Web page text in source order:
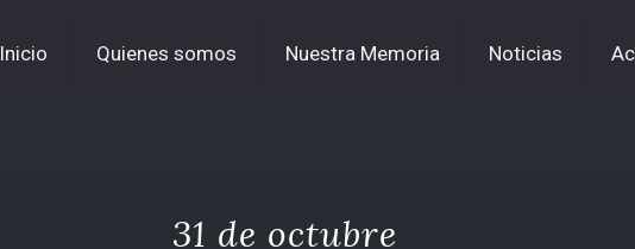
Inicio Quienes somos Nuestra Memoria Noticias
31 de octubre